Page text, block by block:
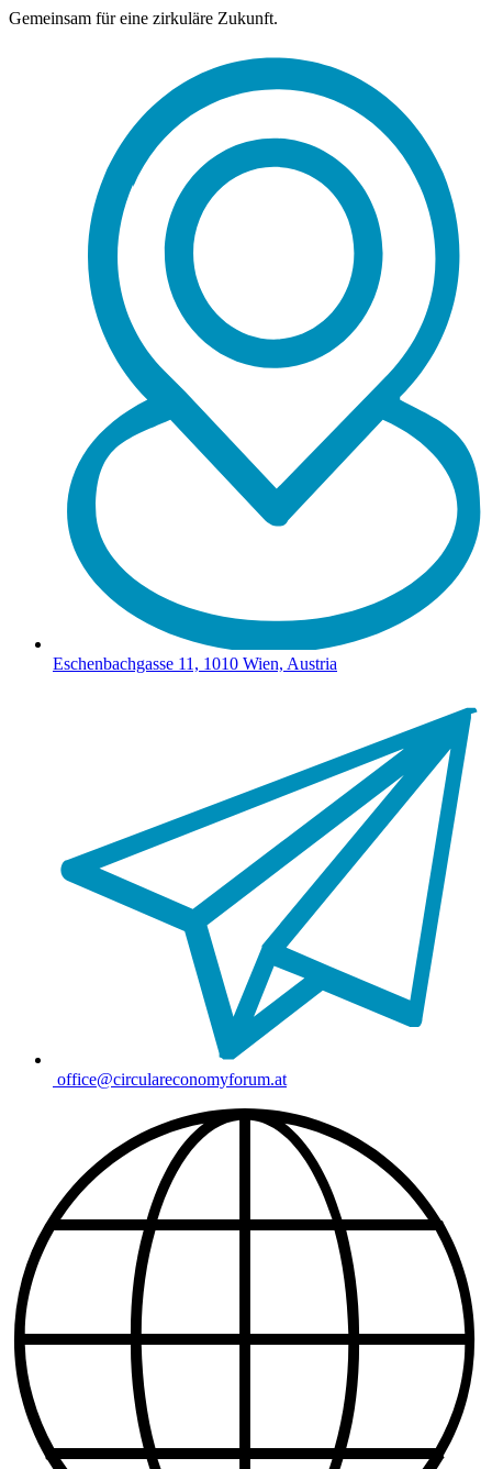
Gemeinsam für eine zirkuläre Zukunft.
Eschenbachgasse 11, 1010 Wien, Austria
office@circulareconomyforum.at